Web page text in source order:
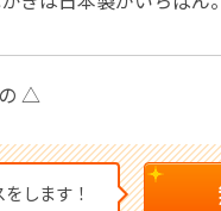
△
します！